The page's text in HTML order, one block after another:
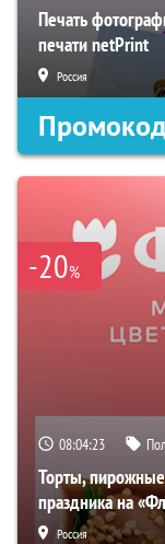
Печать
печати netPrint
Россия
-20%
08:04:22
Торты,
праздника на
Россия